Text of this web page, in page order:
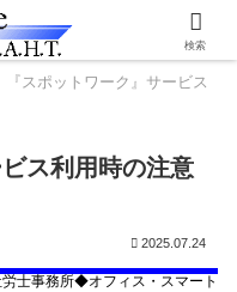
『スポットワーク』サービス
ス利用時の注意
2025.07.24
士事務所◆オフィス・スマート
検索